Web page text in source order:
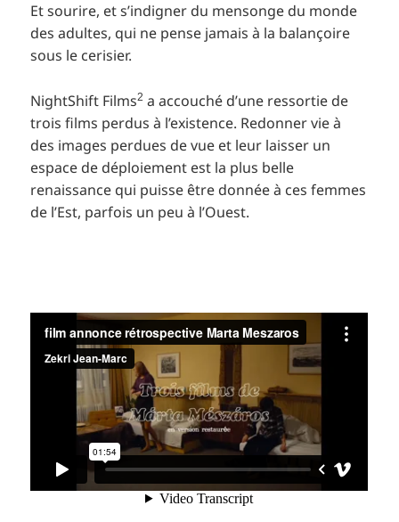
Et sourire, et s’indigner du mensonge du monde
des adultes, qui ne pense jamais à la balançoire
sous le cerisier.
NightShift Films2 a accouché d’une ressortie de
trois films perdus à l’existence. Redonner vie à
des images perdues de vue et leur laisser un
espace de déploiement est la plus belle
renaissance qui puisse être donnée à ces femmes
de l’Est, parfois un peu à l’Ouest.